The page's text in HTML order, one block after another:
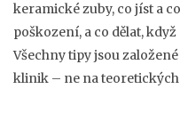
keramické zuby, co jíst a
poškození, a co dělat,
Všechny tipy jsou
klinik – ne na